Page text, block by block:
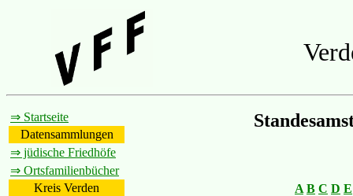
⇒ Startseite
Datensammlungen
⇒ jüdische Friedhöfe
⇒ Ortsfamilienbücher
Kreis Verden
A B C D E